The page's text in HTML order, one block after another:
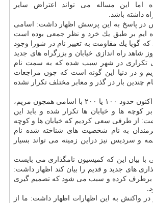
اما این مساله می تواند اعتراض سایر
داشته باشد.
در پاسخ به این پرسش اظهار داشت: اسامی
ایم بر طبق یك خرد و نظر جمعی بوده است
كه گویا یك مقاومت به تغییر نام در شورا وجود
شاهد راه اندازی خیابان و بزرگراه های جدید
تكراری در شهر سبب شده كه به سمت نام
و در دنیا این گونه است كه چون مراجعات
چندین بار در گذر و معابر مختلف تكرار نشده
وی با بیان این كه هم اكنون حدود ۱۰۰ یا ۲۰۰ با اسامی همچون مریم،
بر كوچه ها و خیابان ها تكرار شده و باید این
از طرفی سعی كردیم كه خیابان ها و كوچه
به نام شخصیت های شناخته شده نام
و سردیس نیز دراین زمینه می تواند بسیار
با بیان این كه كمیسیون نامگذاری می بایست
های جدید و قدیم را بیان كند اظهار داشت:
برطرف كرده و سبب می شود كه تصمیم گیری
واكنش به این اظهارات اظهار داشت: ما از